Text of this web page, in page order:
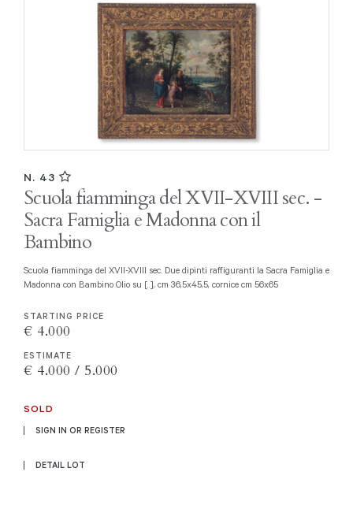
N. 43
Scuola fiamminga del XVII-XVIII sec. -
Sacra Famiglia e Madonna con il
Bambino
Scuola fiamminga del XVII-XVIII sec. Due dipinti raffiguranti la Sacra Famiglia e
Madonna con Bambino Olio su [..], cm 36,5x45,5, cornice cm 56x65
STARTING PRICE
€ 4.000
ESTIMATE
€ 4.000 / 5.000
SOLD
SIGN IN OR REGISTER
DETAIL LOT